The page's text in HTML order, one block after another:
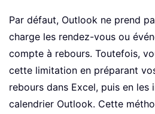
Par défaut, Outlook ne prend
charge les rendez-vous ou
compte à rebours. Toutefois,
cette limitation en préparant
rebours dans Excel, puis en
calendrier Outlook. Cette